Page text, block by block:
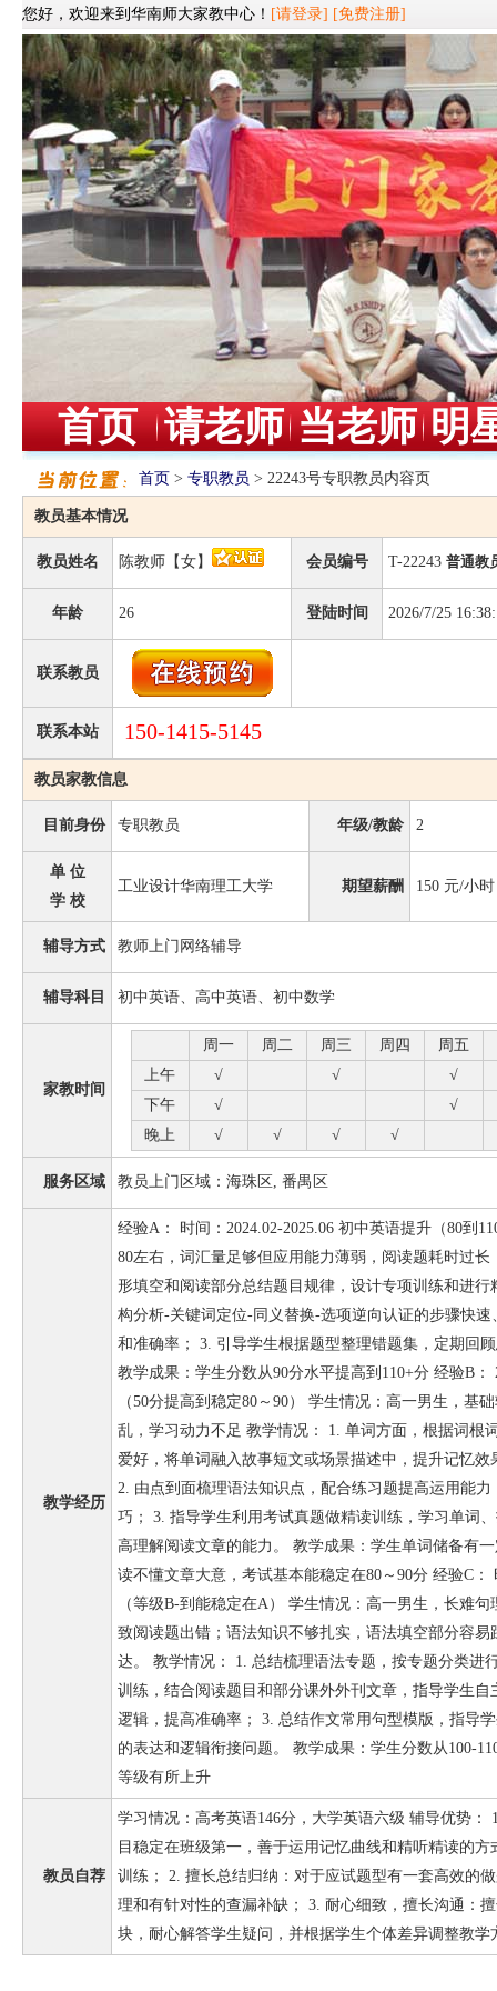
您好，欢迎来到华南师大家教中心！ [请登录] [免费注册]
首页 请老师 当老师 明
首页 > 专职教员 > 22243号专职教员内容页
教员基本情况
教员姓名 陈教师【女】 会员编号 T-22243 普通教
年龄 26 登陆时间 2026/7/25
联系教员
联系本站 150-1415-5145
教员家教信息
目前身份 专职教员 年级/教龄 2
单 位
学 校
工业设计华南理工大学 期望薪酬 150 元/小时
辅导方式 教师上门网络辅导
辅导科目 初中英语、高中英语、初中数学
家教时间
周一 周二 周三 周四 周五
上午
√ √
√
下午
√
√
晚上
√ √ √ √
服务区域 教员上门区域：海珠区, 番禺区
教学经历
经验A： 时间：2024.02-2025.06 初中英语提升（80到
80左右，词汇量足够但应用能力薄弱，阅读题耗时过长
形填空和阅读部分总结题目规律，设计专项训练和进
构分析-关键词定位-同义替换-选项逆向认证的步骤快
和准确率； 3. 引导学生根据题型整理错题集，定期回
教学成果：学生分数从90分水平提高到110+分 经验B：
（50分提高到稳定80～90） 学生情况：高一男生，基
乱，学习动力不足 教学情况： 1. 单词方面，根据词根
爱好，将单词融入故事短文或场景描述中，提升记忆
2. 由点到面梳理语法知识点，配合练习题提高运用能
巧； 3. 指导学生利用考试真题做精读训练，学习单词
高理解阅读文章的能力。 教学成果：学生单词储备有
读不懂文章大意，考试基本能稳定在80～90分 经验C：
（等级B-到能稳定在A） 学生情况：高一男生，长难
致阅读题出错；语法知识不够扎实，语法填空部分容
达。 教学情况： 1. 总结梳理语法专题，按专题分类进
训练，结合阅读题目和部分课外外刊文章，指导学生
逻辑，提高准确率； 3. 总结作文常用句型模版，指导
的表达和逻辑衔接问题。 教学成果：学生分数从100-
等级有所上升
教员自荐
学习情况：高考英语146分，大学英语六级 辅导优势：
目稳定在班级第一，善于运用记忆曲线和精听精读的
训练； 2. 擅长总结归纳：对于应试题型有一套高效的
理和有针对性的查漏补缺； 3. 耐心细致，擅长沟通：
块，耐心解答学生疑问，并根据学生个体差异调整教